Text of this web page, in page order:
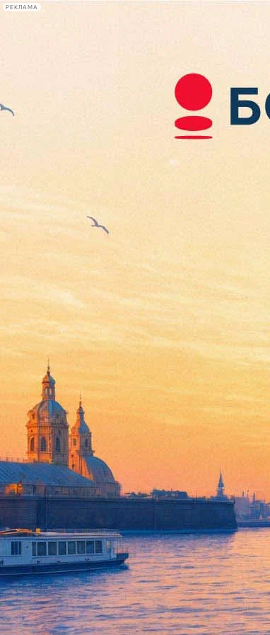
РЕКЛАМА
лекции
книги
В Мраморном дворце
13 сентября 2018, четверг,16.00-29 октября 2018,
Версия для печати